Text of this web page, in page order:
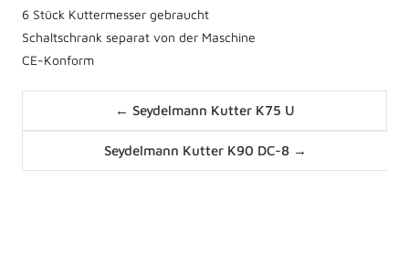
6 Stück Kuttermesser gebraucht
Schaltschrank separat von der Maschine
CE-Konform
navigation
← Seydelmann Kutter K75 U
navigation
Seydelmann Kutter K90 DC-8 →